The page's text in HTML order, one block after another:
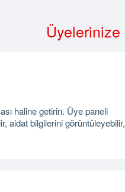
Üyelerinize
haline getirin. Üye paneli
aidat bilgilerini görüntüleyebilir,